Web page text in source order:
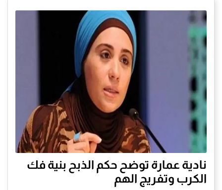
نادية عمارة توضح حكم الذبح بنية فك
الكرب وتفريج الهم